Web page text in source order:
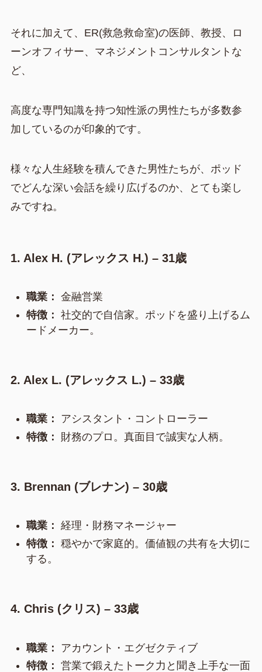
それに加えて、ER(救急救命室)の医師、教授、ロ
ーンオフィサー、マネジメントコンサルタントな
ど、
高度な専門知識を持つ知性派の男性たちが多数参
加しているのが印象的です。
様々な人生経験を積んできた男性たちが、ポッド
でどんな深い会話を繰り広げるのか、とても楽し
みですね。
1. Alex H. (アレックス H.) – 31歳
職業： 金融営業
特徴： 社交的で自信家。ポッドを盛り上げるム
ードメーカー。
2. Alex L. (アレックス L.) – 33歳
職業：
アシスタント・コントローラー
特徴：
財務のプロ。真面目で誠実な人柄。
3. Brennan (ブレナン) – 30歳
職業： 経理・財務マネージャー
特徴： 穏やかで家庭的。価値観の共有を大切に
する。
4. Chris (クリス) – 33歳
職業：
アカウント・エグゼクティブ
特徴： 営業で鍛えたトーク力と聞き上手な一面